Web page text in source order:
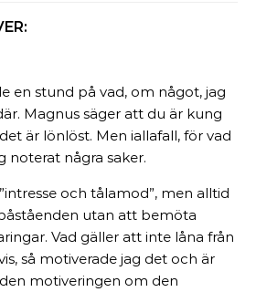
en stund på vad, om något, jag
Magnus säger att du är kung
är lönlöst. Men iallafall, för vad
noterat några saker.
och tålamod”, men alltid
utan att bemöta
Vad gäller att inte låna från
så motiverade jag det och är
motiveringen om den